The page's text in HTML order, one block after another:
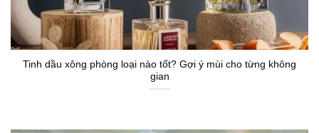
Tinh dầu xông phòng loại nào tốt? Gợi ý mùi cho từng không
gian